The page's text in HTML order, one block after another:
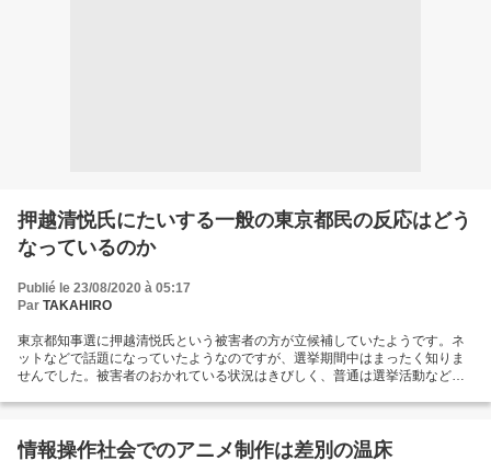
押越清悦氏にたいする一般の東京都民の反応はどう
なっているのか
Publié le 23/08/2020 à 05:17
Par TAKAHIRO
東京都知事選に押越清悦氏という被害者の方が立候補していたようです。ネ
ットなどで話題になっていたようなのですが、選挙期間中はまったく知りま
せんでした。被害者のおかれている状況はきびしく、普通は選挙活動などで
カの生命倫理委員会に多数の被害者が押し寄せたのも、ひとりの被害者ノー
果になるのかはわかりませんが、一般の東京都民や日本に住んでいる人々の
被害者にたいする見方の改...
情報操作社会でのアニメ制作は差別の温床